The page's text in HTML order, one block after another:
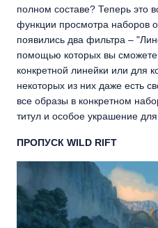
полном составе? Теперь это
функции просмотра наборов
появились два фильтра –
помощью которых вы сможете
конкретной линейки или для
некоторых из них даже есть
все образы в конкретном
титул и особое украшение
ПРОПУСК WILD RIFT